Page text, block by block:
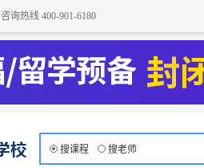
咨询热线 400-901-6180
搜课程 搜老师